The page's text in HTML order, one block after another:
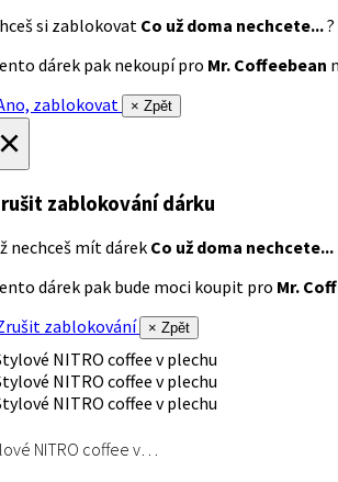
si zablokovat Co už doma nechcete...?
dárek pak nekoupí pro Mr. Coffeebean
zablokovat
× Zpět
zablokování dárku
nechceš mít dárek Co už doma nechcete...
dárek pak bude moci koupit pro Mr.
zablokování
× Zpět
NITRO coffee v…